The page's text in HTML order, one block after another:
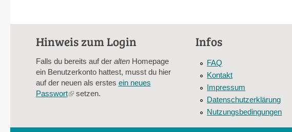
Hinweis zum Login
Falls du bereits auf der altenHomepage
ein Benutzerkonto hattest, musst du hier
auf der neuen als erstes ein neues
Passwort(linksetzen.
Infos
FAQ
Kontakt
Impressum
Datenschutzerklärung
Nutzungsbedingungen